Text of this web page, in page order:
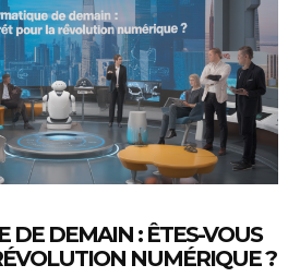
DE DEMAIN : ÊTES-VOUS
NUMÉRIQUE ?